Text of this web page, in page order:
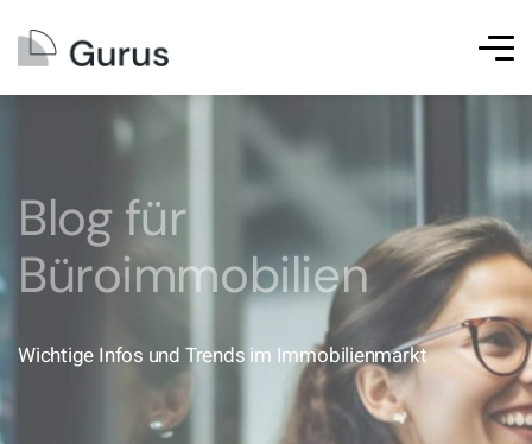
Blog für
Büroimmobilien
Wichtige Infos und Trends im Immobilienmarkt